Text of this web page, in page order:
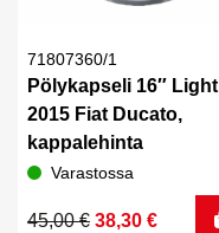
71807360/1
Pölykapseli 16″ Light
2015 Fiat Ducato,
kappalehinta
Varastossa
45,00€
Alkuperäinen
38,30 €
Nykyinen